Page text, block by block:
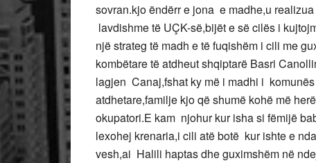
sovran.kjo ëndërr e jona e madhe,u
lavdishme të UÇK-së,bijët e së cilës i
një strateg të madh e të fuqishëm i cili me
kombëtare të atdheut shqiptarë Basri
lagjen Canaj,fshat ky më i madhi i
atdhetare,familje kjo që shumë kohë më
okupatori.E kam njohur kur isha si fëmijë
lexohej krenaria,i cili atë botë kur ishte e
vesh,ai Halili haptas dhe guximshëm në